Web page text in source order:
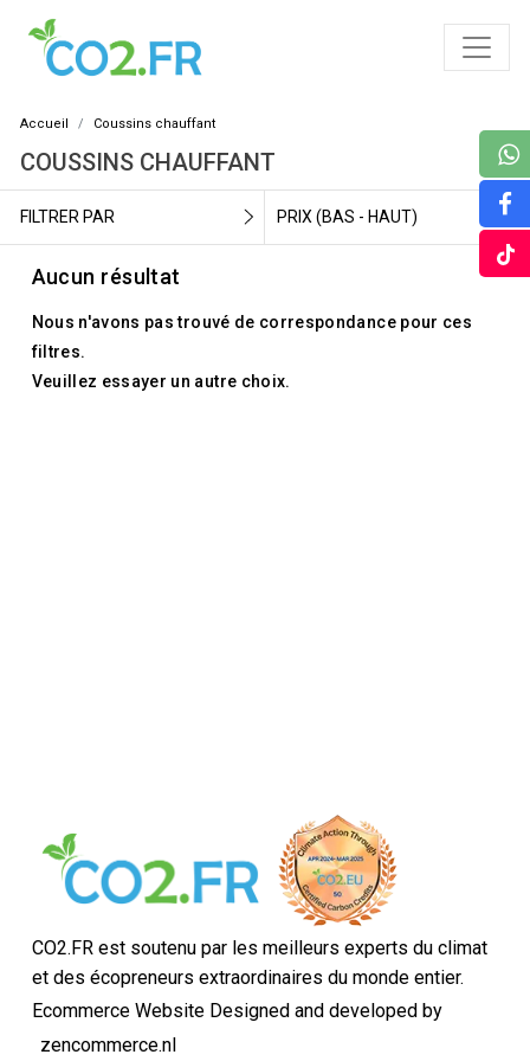
Accueil Coussins chauffant
COUSSINS CHAUFFANT
FILTRER PAR PRIX (BAS - HAUT)
Aucun résultat
Nous n'avons pas trouvé de correspondance pour ces
filtres.
Veuillez essayer un autre choix.
CO2.FR est soutenu par les meilleurs experts du climat
et des écopreneurs extraordinaires du monde entier.
Ecommerce Website Designed and developed by
zencommerce.nl